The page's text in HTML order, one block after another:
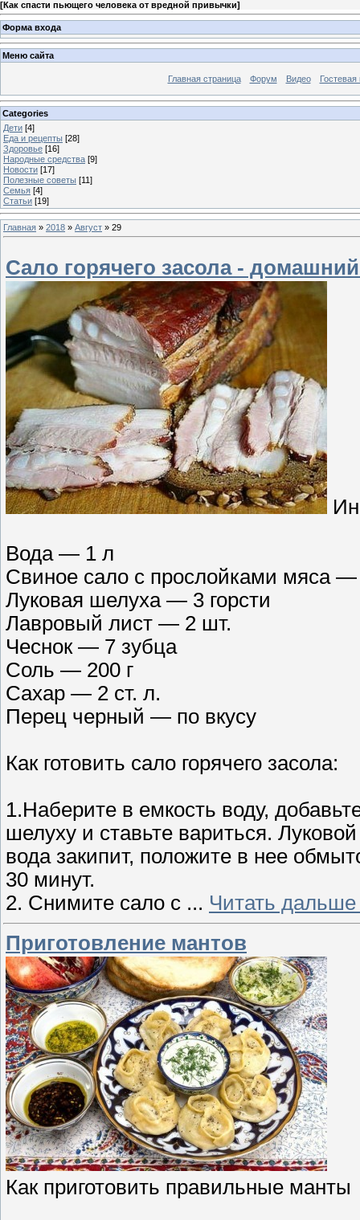
[Как спасти пьющего человека от вредной привычки]
Форма входа
Меню сайта
Главная страница Форум Видео Гостевая
Categories
Дети [4]
Еда и рецепты [28]
Здоровье [16]
Народные средства [9]
Новости [17]
Полезные советы [11]
Семья [4]
Статьи [19]
Главная » 2018 » Август » 29
Сало горячего засола -
Вода — 1 л
Свиное сало с прослойками мяса —
Луковая шелуха — 3 горсти
Лавровый лист — 2 шт.
Чеснок — 7 зубца
Соль — 200 г
Сахар — 2 ст. л.
Перец черный — по вкусу
Как готовить сало горячего засола:
1.Наберите в емкость воду,
шелуху и ставьте вариться.
вода закипит, положите в нее
30 минут.
2. Снимите сало с ... Читать дальше
Приготовление мантов
Как приготовить правильные манты